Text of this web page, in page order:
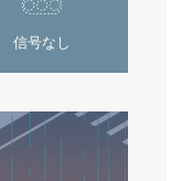
信号なし